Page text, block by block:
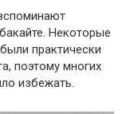
Некоторые
практически
поэтому многих
избежать.